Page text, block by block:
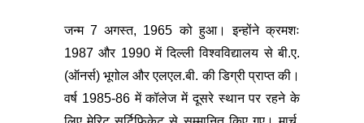
जन्म 7 अगस्त, 1965 को हुआ। इन्होंने क्रमशः
1987 और 1990 में दिल्ली विश्वविद्यालय से बी.ए.
(ऑनर्स) भूगोल और एलएल.बी. की डिग्री प्राप्त की।
वर्ष 1985-86 में कॉलेज में दूसरे स्थान पर रहने के